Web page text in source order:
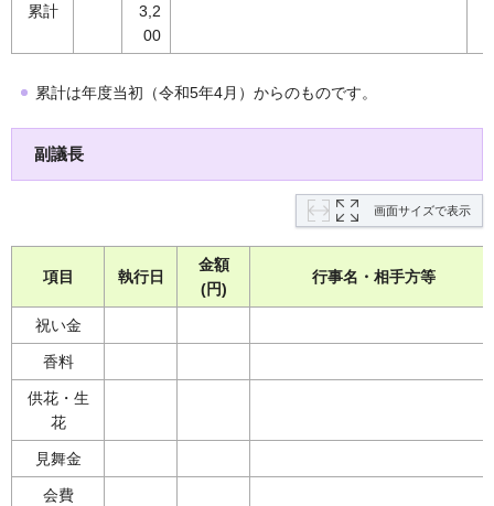
累計
3,2
00
累計は年度当初（令和5年4月）からのものです。
副議長
画面サイズで表示
項目 執行日
金額
(円)
行事名・相手方等
祝い金
香料
供花・生
花
見舞金
会費